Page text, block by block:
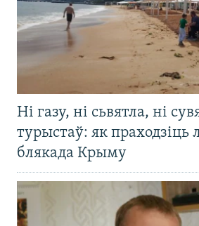
Ні газу, ні сьвятла, ні
турыстаў: як праходзіць
блякада Крыму